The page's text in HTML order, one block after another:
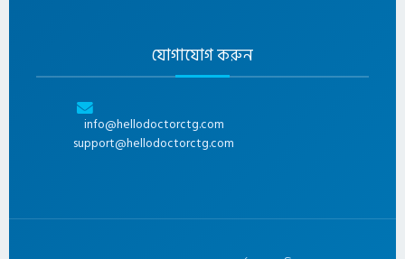
যোগাযোগ করুন
info@hellodoctorctg.com
support@hellodoctorctg.com